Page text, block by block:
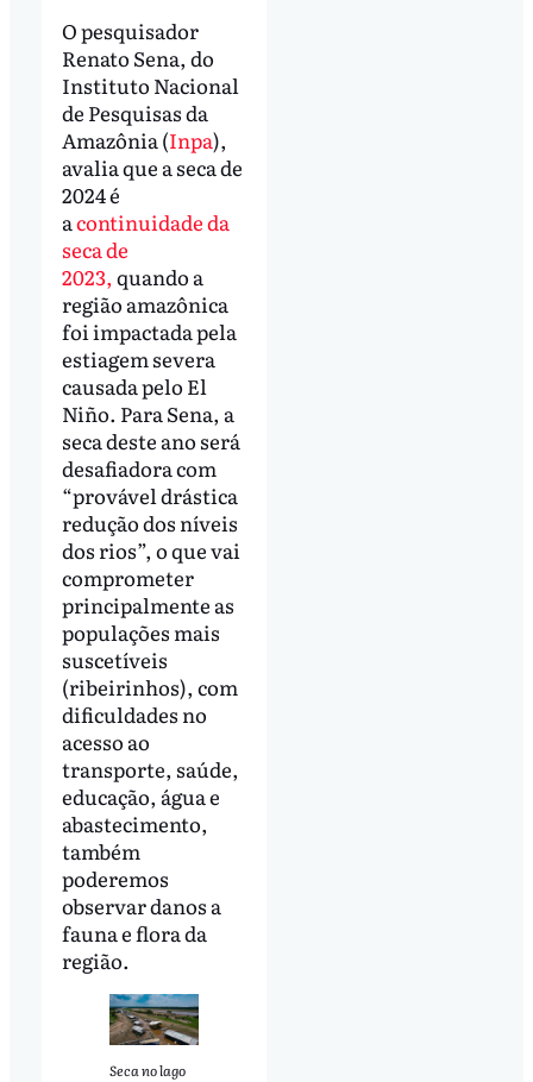
O pesquisador
Renato Sena, do
Instituto Nacional
de Pesquisas da
Amazônia (Inpa),
avalia que a seca de
2024 é
acontinuidade da
seca de
2023, quando a
região amazônica
foi impactada pela
estiagem severa
causada pelo El
Niño. Para Sena, a
seca deste ano será
desafiadora com
“provável drástica
redução dos níveis
dos rios”, o que vai
comprometer
principalmente as
populações mais
suscetíveis
(ribeirinhos), com
dificuldades no
acesso ao
transporte, saúde,
educação, água e
abastecimento,
também
poderemos
observar danos a
fauna e flora da
região.
Seca no lago